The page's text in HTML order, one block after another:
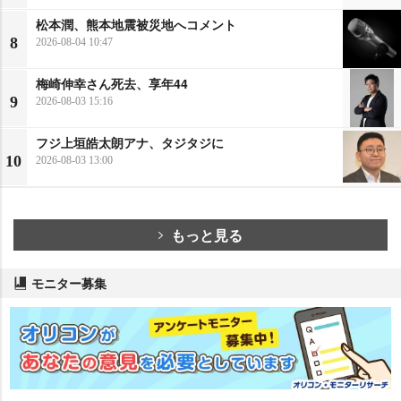
8
松本潤、熊本地震被災地へコメント
2026-08-04 10:47
9
梅崎伸幸さん死去、享年44
2026-08-03 15:16
10
フジ上垣皓太朗アナ、タジタジに
2026-08-03 13:00
もっと見る
モニター募集